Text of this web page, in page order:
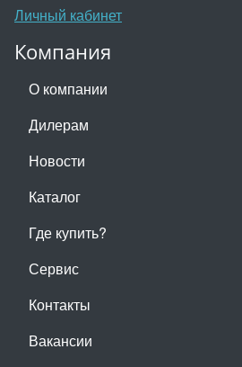
Личный кабинет
Компания
О компании
Дилерам
Новости
Каталог
Где купить?
Сервис
Контакты
Вакансии